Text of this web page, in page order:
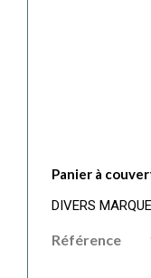
Panier à
DIVERS
Référence